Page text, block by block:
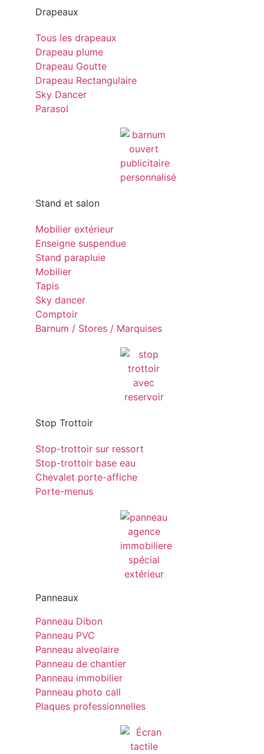
Drapeaux
Tous les drapeaux
Drapeau plume
Drapeau Goutte
Drapeau Rectangulaire
Sky Dancer
Parasol
Stand et salon
Mobilier extérieur
Enseigne suspendue
Stand parapluie
Mobilier
Tapis
Sky dancer
Comptoir
Barnum / Stores / Marquises
Stop Trottoir
Stop-trottoir sur ressort
Stop-trottoir base eau
Chevalet porte-affiche
Porte-menus
Panneaux
Panneau Dibon
Panneau PVC
Panneau alveolaire
Panneau de chantier
Panneau immobilier
Panneau photo call
Plaques professionnelles